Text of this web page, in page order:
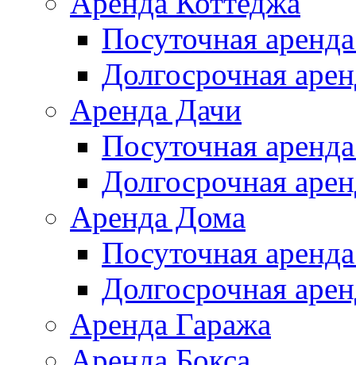
Посуточная
Долгосрочная
Аренда Дачи
Посуточная
Долгосрочная
Аренда Дома
Посуточная
Долгосрочная
Аренда Гаража